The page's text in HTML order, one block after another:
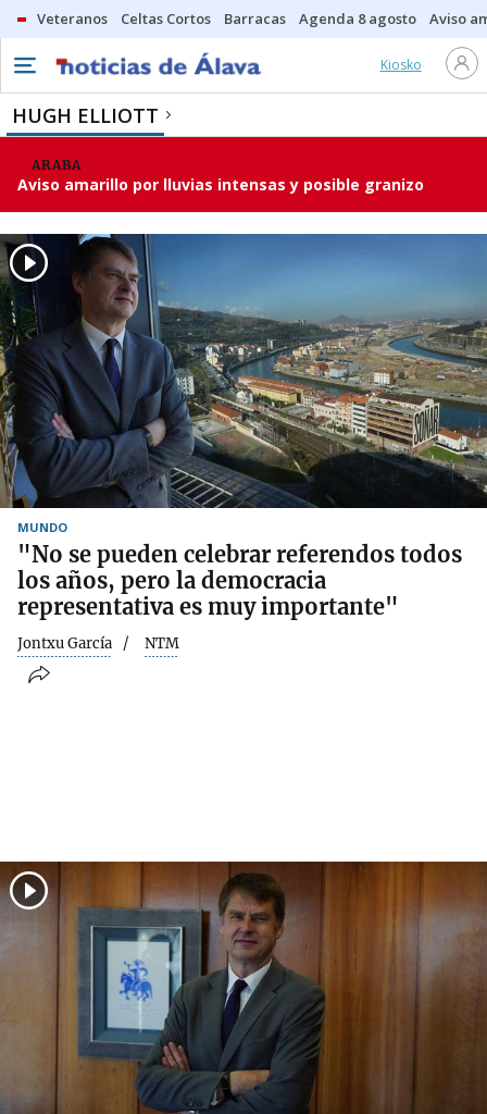
Veteranos Celtas Cortos Barracas Agenda 8 agosto Aviso
Kiosko
HUGH ELLIOTT
ARABA
Aviso amarillo por lluvias intensas y posible granizo
MUNDO
"No se pueden celebrar referendos todos
los años, pero la democracia
representativa es muy importante"
Jontxu García NTM